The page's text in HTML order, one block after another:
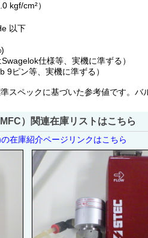
kgf/cm²）
以下
仕様等、実機に準ずる）
9ピン等、実機に準ずる）
スペックに基づいた参考値です。
）関連在庫リストはこちら
在庫紹介ページリンクはこちら